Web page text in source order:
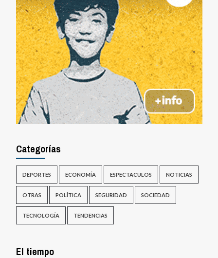
Categorías
DEPORTES ECONOMÍA ESPECTACULOS NOTICIAS
OTRAS POLÍTICA SEGURIDAD SOCIEDAD
TECNOLOGÍA TENDENCIAS
El tiempo